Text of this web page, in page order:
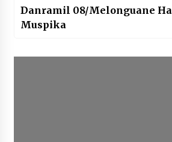
Danramil 08/Melonguane
Muspika